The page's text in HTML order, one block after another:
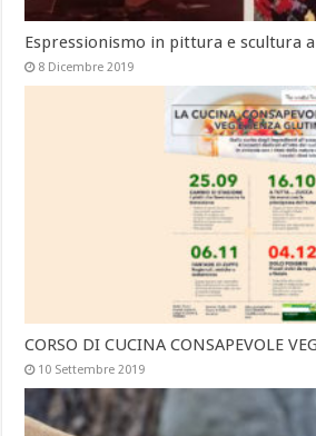
Espressionismo in pittura e scultura a
8 Dicembre 2019
CORSO DI CUCINA CONSAPEVOLE
10 Settembre 2019